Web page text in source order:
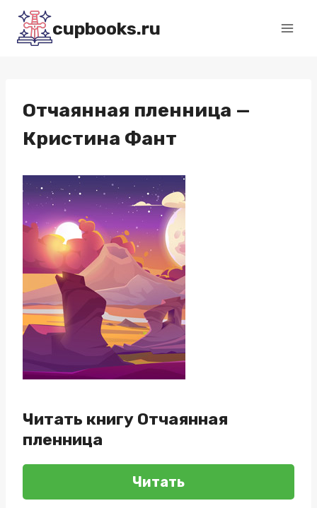
Перейти
содержимому
cupbooks.ru
Отчаянная пленница —
Кристина Фант
Читать книгу Отчаянная
пленница
Читать